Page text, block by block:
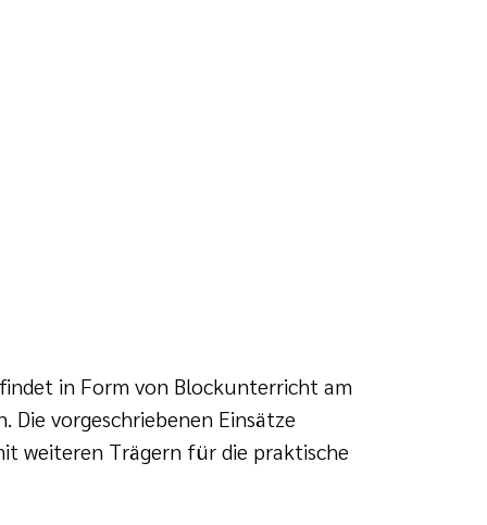
in Form von Blockunterricht am
vorgeschriebenen Einsätze
weiteren Trägern für die praktische